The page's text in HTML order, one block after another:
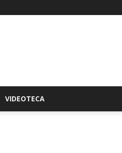
VIDEOTECA